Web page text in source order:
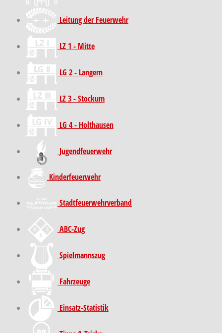
Leitung der Feuerwehr
LZ 1 - Mitte
LG 2 - Langern
LZ 3 - Stockum
LG 4 - Holthausen
Jugendfeuerwehr
Kinder­feuer­wehr
Stadt­feuer­wehr­verband
ABC-Zug
Spielmannszug
Fahrzeuge
Einsatz-Statistik